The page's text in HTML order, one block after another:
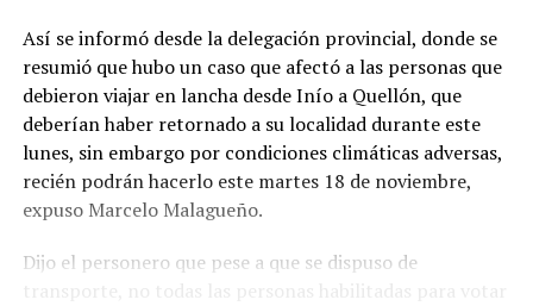
Así se informó desde la delegación provincial, donde se
resumió que hubo un caso que afectó a las personas que
debieron viajar en lancha desde Inío a Quellón, que
deberían haber retornado a su localidad durante este
lunes, sin embargo por condiciones climáticas adversas,
recién podrán hacerlo este martes 18 de noviembre,
expuso Marcelo Malagueño.
Dijo el personero que pese a que se dispuso de